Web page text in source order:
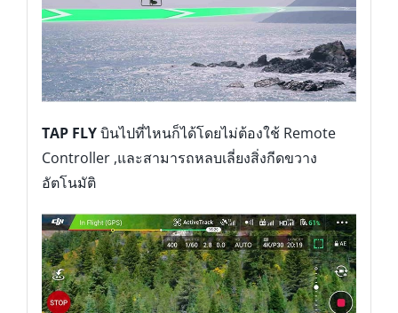
อัตโนมัติ
ACTIVE TRACKโดรนของคุณสามารถบินตามเป้า
หมายโดยที่ไม่ต้องใช้ GPS ได้